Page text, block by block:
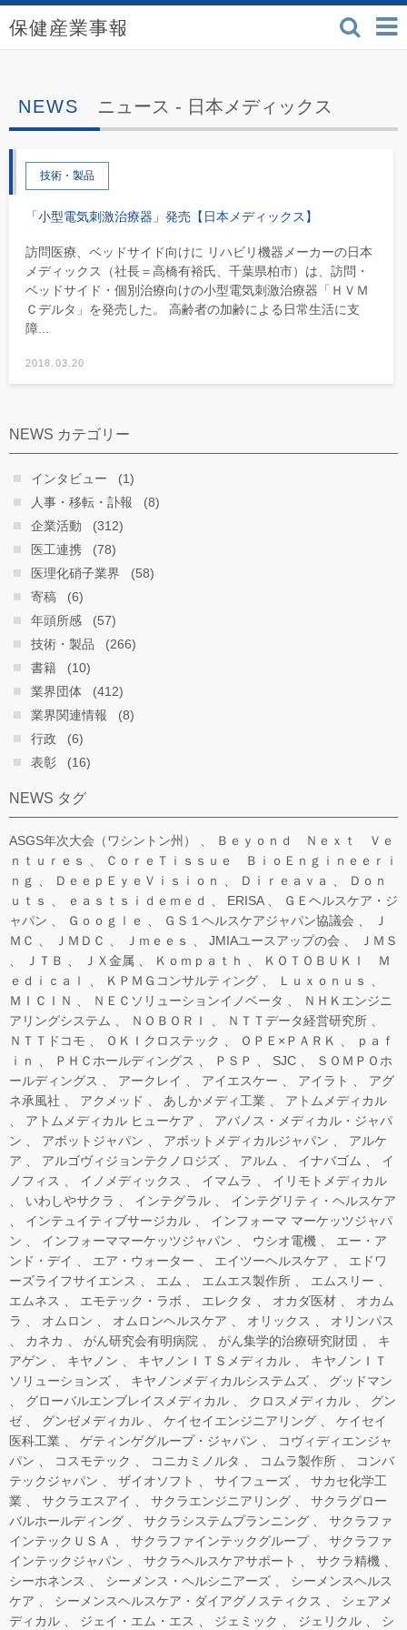
保健産業事報 - 医療機
検索
ニュース - 日本メディックス
技術・製品
「小型電気刺激治療器」発売【日本メディックス】
訪問医療、ベッドサイド向けに リハビリ機器メーカーの日本
メディックス（社長＝高橋有裕氏、千葉県柏市）は、訪問・
ベッドサイド・個別治療向けの小型電気刺激治療器「ＨＶＭ
Ｃデルタ」を発売した。 高齢者の加齢による日常生活に支
障...
2018.03.20
NEWS カテゴリー
インタビュー
(1)
人事・移転・訃報
(8)
企業活動
(312)
医工連携
(78)
医理化硝子業界
(58)
寄稿
(6)
年頭所感
(57)
技術・製品
(266)
書籍
(10)
業界団体
(412)
業界関連情報
(8)
行政
(6)
表彰
(16)
NEWS タグ
ASGS年次大会（ワシントン州）
Ｂｅｙｏｎｄ Ｎｅｘｔ Ｖｅ
ｎｔｕｒｅｓ
ＣｏｒｅＴｉｓｓｕｅ ＢｉｏＥｎｇｉｎｅｅｒｉ
ｎｇ
ＤｅｅｐＥｙｅＶｉｓｉｏｎ Ｄｉｒｅａｖａ
Ｄｏｎ
ｕｔｓ
ｅａｓｔｓｉｄｅｍｅｄ ERISA
ＧＥヘルスケア・ジ
ャパン
Ｇｏｏｇｌｅ ＧＳ１ヘルスケアジャパン協議会
Ｊ
ＭＣ
ＪＭＤＣ Ｊｍｅｅｓ JMIAユースアップの会
ＪＭＳ
ＪＴＢ
ＪＸ金属 Ｋｏｍｐａｔｈ
ＫＯＴＯＢＵＫＩ Ｍ
ｅｄｉｃａｌ
ＫＰＭＧコンサルティング
Ｌｕｘｏｎｕｓ
ＭＩＣＩＮ
ＮＥＣソリューションイノベータ
ＮＨＫエンジニ
アリングシステム
ＮＯＢＯＲＩ
ＮＴＴデータ経営研究所
ＮＴＴドコモ
ＯＫＩクロステック ＯＰＥ×ＰＡＲＫ
ｐａｆ
ｉｎ
ＰＨＣホールディングス ＰＳＰ SJC
ＳＯＭＰＯホ
ールディングス
アークレイ アイエスケー アイラト
アグ
ネ承風社
アクメッド あしかメディ工業
アトムメディカル
アトムメディカル ヒューケア
アバノス・メディカル・ジャパ
ン
アボットジャパン アボットメディカルジャパン
アルケ
ア
アルゴヴィジョンテクノロジズ アルム イナバゴム
イ
ノフィス
イノメディックス イマムラ
イリモトメディカル
いわしやサクラ
インテグラル
インテグリティ・ヘルスケア
インテュイティブサージカル
インフォーマ マーケッツジャパ
ン
インフォーママーケッツジャパン ウシオ電機
エー・ア
ンド・デイ
エア・ウォーター エイツーヘルスケア
エドワ
ーズライフサイエンス
エム エムエス製作所
エムスリー
エムネス
エモテック・ラボ エレクタ オカダ医材
オカム
ラ
オムロン オムロンヘルスケア オリックス
オリンパス
カネカ
がん研究会有明病院 がん集学的治療研究財団
キ
アゲン
キヤノン キヤノンＩＴＳメディカル
キヤノンＩＴ
ソリューションズ
キヤノンメディカルシステムズ
グッドマン
グローバルエンブレイスメディカル
クロスメディカル
グン
ゼ
グンゼメディカル ケイセイエンジニアリング
ケイセイ
医科工業
ゲティンゲグループ・ジャパン
コヴィディエンジャ
パン
コスモテック コニカミノルタ コムラ製作所
コンバ
テックジャパン
ザイオソフト サイフューズ
サカセ化学工
業
サクラエスアイ サクラエンジニアリング
サクラグロー
バルホールディング
サクラシステムプランニング
サクラファ
インテックＵＳＡ
サクラファインテックグループ
サクラファ
インテックジャパン
サクラヘルスケアサポート
サクラ精機
シーホネンス
シーメンス・ヘルシニアーズ
シーメンスヘルス
ケア
シーメンスヘルスケア・ダイアグノスティクス
シェアメ
ディカル
ジェイ・エム・エス ジェミック ジェリクル シ